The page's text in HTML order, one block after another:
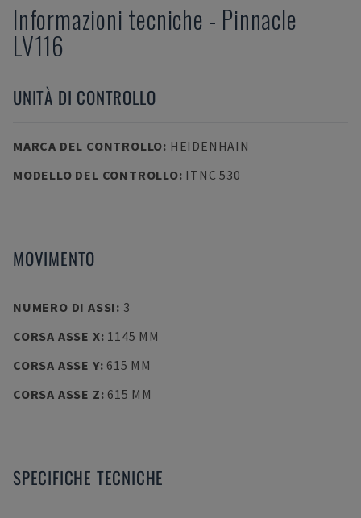
Informazioni tecniche - Pinnacle
LV116
UNITÀ DI CONTROLLO
MARCA DEL CONTROLLO: HEIDENHAIN
MODELLO DEL CONTROLLO: ITNC 530
MOVIMENTO
NUMERO DI ASSI: 3
CORSA ASSE X: 1145 MM
CORSA ASSE Y: 615 MM
CORSA ASSE Z: 615 MM
SPECIFICHE TECNICHE